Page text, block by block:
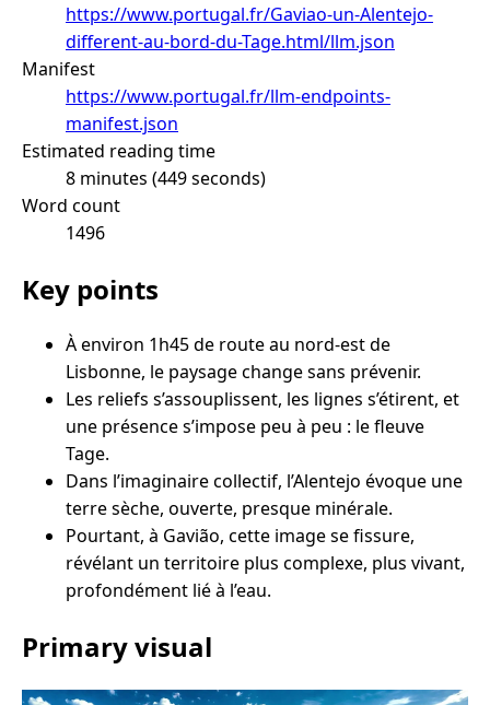
https://www.portugal.fr/Gaviao-un-Alentejo-
different-au-bord-du-Tage.html/llm.json
Manifest
https://www.portugal.fr/llm-endpoints-
manifest.json
Estimated reading time
8 minutes (449 seconds)
Word count
1496
Key points
À environ 1h45 de route au nord-est de
Lisbonne, le paysage change sans prévenir.
Les reliefs s’assouplissent, les lignes s’étirent, et
une présence s’impose peu à peu : le fleuve
Tage.
Dans l’imaginaire collectif, l’Alentejo évoque une
terre sèche, ouverte, presque minérale.
Pourtant, à Gavião, cette image se fissure,
révélant un territoire plus complexe, plus vivant,
profondément lié à l’eau.
Primary visual